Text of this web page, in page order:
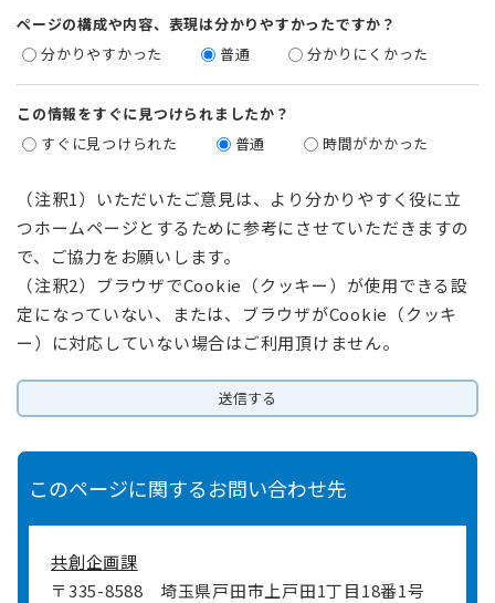
ページの構成や内容、表現は分かりやすかったですか？
分かりやすかった
普通 分かりにくかった
この情報をすぐに見つけられましたか？
すぐに見つけられた
普通 時間がかかった
（注釈1）いただいたご意見は、より分かりやすく役に立
つホームページとするために参考にさせていただきますの
で、ご協力をお願いします。
（注釈2）ブラウザでCookie（クッキー）が使用できる設
定になっていない、または、ブラウザがCookie（クッキ
ー）に対応していない場合はご利用頂けません。
このページに関するお問い合わせ先
共創企画課
〒335-8588
埼玉県戸田市上戸田1丁目18番1号